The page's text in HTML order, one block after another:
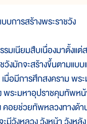
บการสร้างพระราชวัง
นียมสืบเนื่องมาตั้งแต่
วังมักจะสร้างขึ้นตามแบ
มื่อมีการศึกสงคราม พร
ระมหาอุปราชคุมทัพห
อยช่วยทัพหลวงทางด้า